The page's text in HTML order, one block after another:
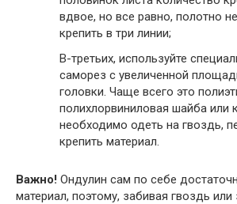
вдвое, но все равно, полотно
крепить в три линии;
В-третьих, используйте
саморез с увеличенной
головки. Чаще всего это
полихлорвиниловая шайба или
необходимо одеть на гвоздь,
крепить материал.
Важно! Ондулин сам по себе
материал, поэтому, забивая гвоздь или